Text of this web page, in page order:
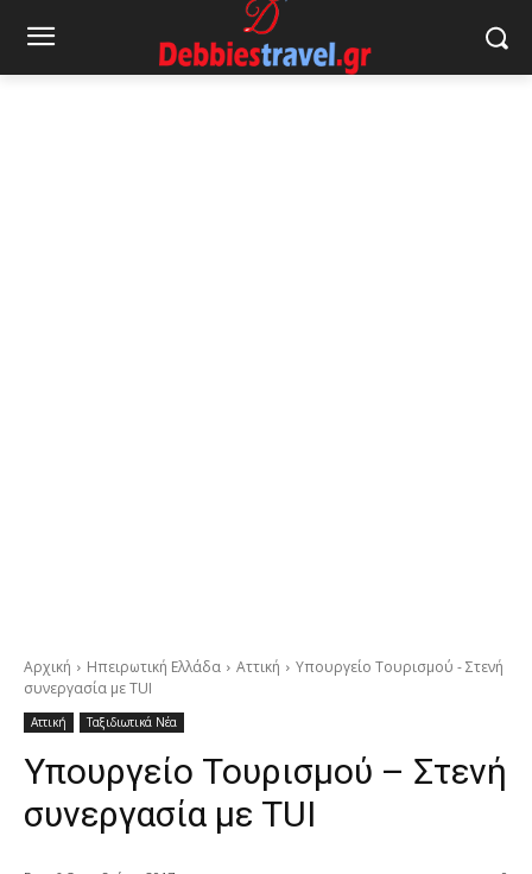
Αρχική Ηπειρωτική Ελλάδα Αττική
Υπουργείο Τουρισμού - Στενή
συνεργασία με TUI
Αττική Ταξιδιωτικά Νέα
Υπουργείο Τουρισμού – Στενή
συνεργασία με TUI